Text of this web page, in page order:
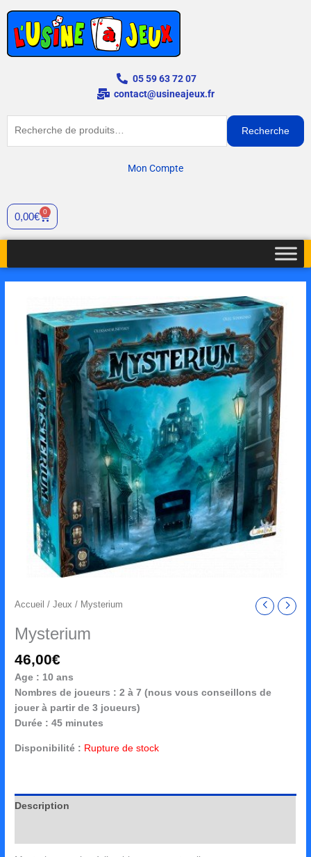
contenu
05 59 63 72 07
contact@usineajeux.fr
Recherche
Mon Compte
0,00€ 0
Cart
Accueil /Jeux / Mysterium
Mysterium
46,00€
Age : 10 ans
Nombres de joueurs : 2 à 7 (nous vous conseillons de
jouer à partir de 3 joueurs)
Durée : 45 minutes
Disponibilité : Rupture de stock
Description